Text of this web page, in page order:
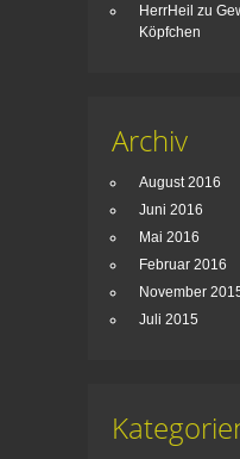
HerrHeil zu
Köpfchen
Archiv
August 2016
Juni 2016
Mai 2016
Februar 2016
November
Juli 2015